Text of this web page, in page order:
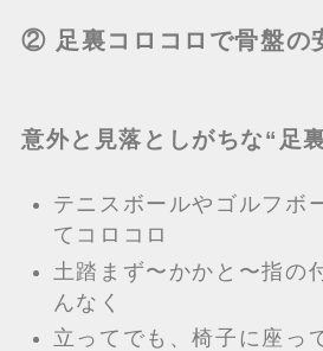
② 足裏コロコロで骨盤の
意外と見落としがちな“足
テニスボールやゴルフボ
てコロコロ
土踏まず〜かかと〜指の
んなく
立ってでも、椅子に座っ